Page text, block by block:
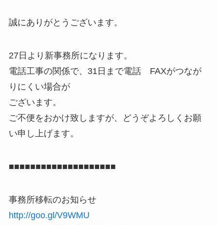
誠にありがとうございます。
27日より新事務所になります。
電話工事の関係で、31日まで電話 FAXがつなが
りにくい場合が
ございます。
ご不便をおかけ致しますが、どうぞよろしくお願
い申し上げます。
■■■■■■■■■■■■■■■■■■■■
事務所移転のお知らせ
http://goo.gl/V9WMU